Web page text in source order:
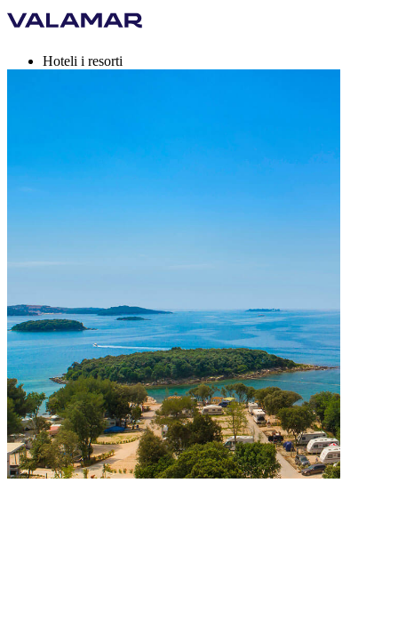
Hoteli i resorti
Više